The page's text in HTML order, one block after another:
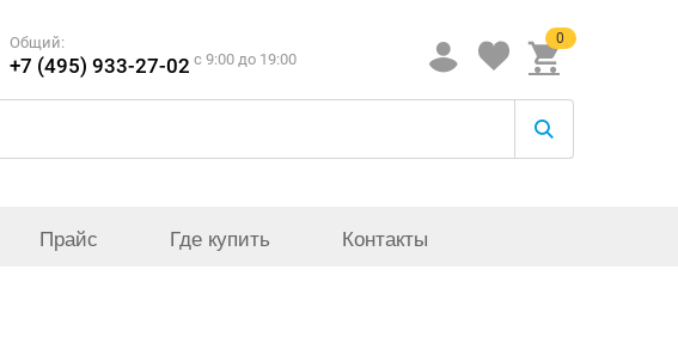
Общий:
+7 (495) 933-27-02 c 9:00 до 19:00
0
Прайс Где купить Контакты